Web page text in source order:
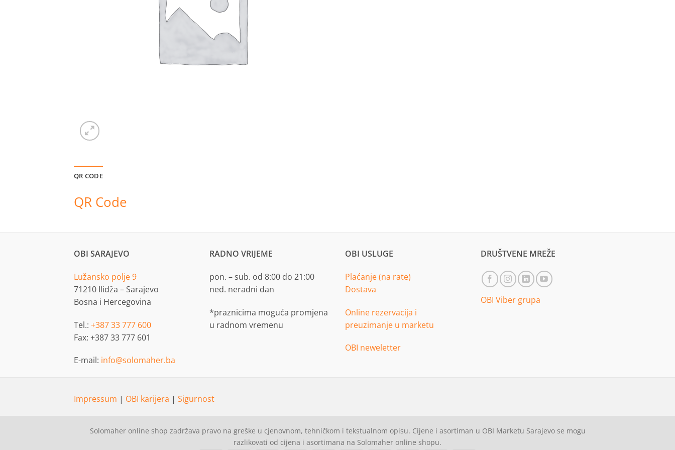
QR CODE
QR Code
OBI SARAJEVO
Lužansko polje 9
71210 Ilidža – Sarajevo
Bosna i Hercegovina
Tel.: +387 33 777 600
Fax: +387 33 777 601
E-mail: info@solomaher.ba
RADNO VRIJEME
pon. – sub. od 8:00 do 21:00
ned. neradni dan
*praznicima moguća promjena
u radnom vremenu
OBI USLUGE
Plaćanje (na rate)
Dostava
Online rezervacija i
preuzimanje u marketu
OBI neweletter
DRUŠTVENE MREŽE
OBI Viber grupa
Impressum | OBI karijera | Sigurnost
Solomaher online shop zadržava pravo na greške u cjenovnom, tehničkom i tekstualnom opisu. Cijene i asortiman u OBI Marketu Sarajevo se mogu
razlikovati od cijena i asortimana na Solomaher online shopu.